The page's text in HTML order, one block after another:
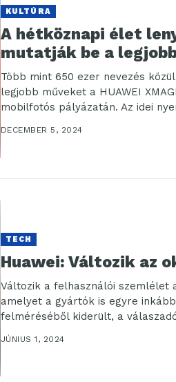
KULTÚRA
A hétköznapi élet
mutatják be a
Több mint 650 ezer nevezés
legjobb műveket a HUAWEI
mobilfotós pályázatán. Az idei
DECEMBER 5, 2024
TECH
Huawei: Változik az
Változik a felhasználói szemlélet
amelyet a gyártók is egyre
felméréséből kiderült, a
JÚNIUS 1, 2024